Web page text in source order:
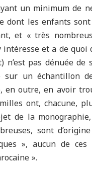
un minimum de
dont les enfants
et « très
intéresse et a de
n’est pas dénuée de
sur un échantillon
en outre, en avoir
ont, chacune,
de la
sont
», aucun de ces
».